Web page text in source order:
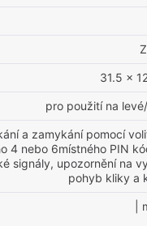
31.5 x
pro použití na
a zamykání pomocí
4 nebo 6místného PIN
signály, upozornění na
pohyb kliky a
|